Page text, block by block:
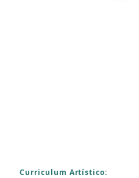
Curriculum Artístico: